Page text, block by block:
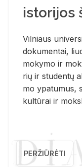
istorijos
Vil­niaus
do­ku­men­tai,
mo­ky­mo ir
rių ir stu­den­tų
mo ypa­tu­mus,
kul­tū­rai ir
PERŽIŪRĖTI